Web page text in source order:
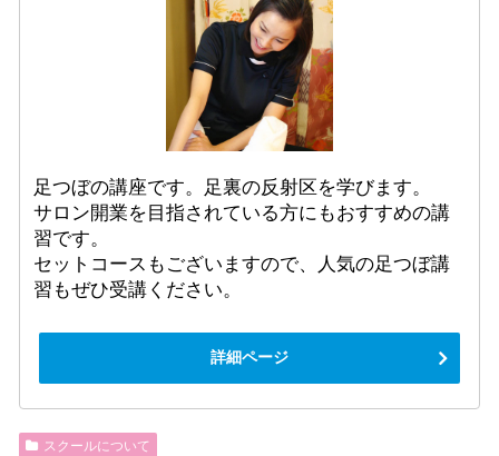
足つぼの講座です。足裏の反射区を学びます。
サロン開業を目指されている方にもおすすめの講
習です。
セットコースもございますので、人気の足つぼ講
習もぜひ受講ください。
詳細ページ
スクールについて